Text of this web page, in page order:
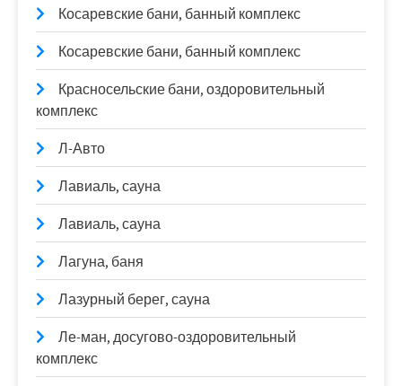
Косаревские бани, банный комплекс
Косаревские бани, банный комплекс
Красносельские бани, оздоровительный
комплекс
Л-Авто
Лавиаль, сауна
Лавиаль, сауна
Лагуна, баня
Лазурный берег, сауна
Ле-ман, досугово-оздоровительный
комплекс